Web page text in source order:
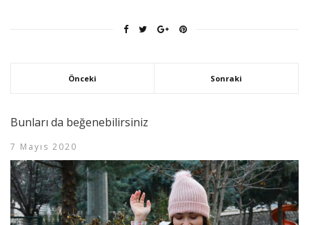
Önceki Sonraki
Bunları da beğenebilirsiniz
7 Mayıs 2020